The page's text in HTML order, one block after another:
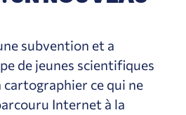
subvention et a
de jeunes scientifiques
ce qui ne
Internet à la